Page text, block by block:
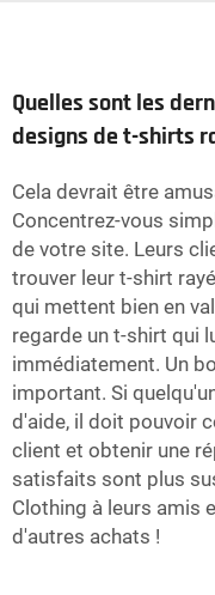
Quelles sont les
designs de t-shirts
Cela devrait être
Concentrez-vous
de votre site. Leurs
trouver leur t-shirt
qui mettent bien en
regarde un t-shirt qui
immédiatement. Un
important. Si
d'aide, il doit pouvoir
client et obtenir une
satisfaits sont plus
Clothing à leurs amis
d'autres achats !